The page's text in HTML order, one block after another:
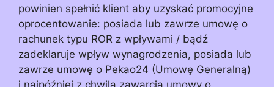
powinien spełnić klient aby uzyskać promocyjne
oprocentowanie: posiada lub zawrze umowę o
rachunek typu ROR z wpływami / bądź
zadeklaruje wpływ wynagrodzenia, posiada lub
zawrze umowę o Pekao24 (Umowę Generalną)
i najpóźniej z chwilą zawarcia umowy o